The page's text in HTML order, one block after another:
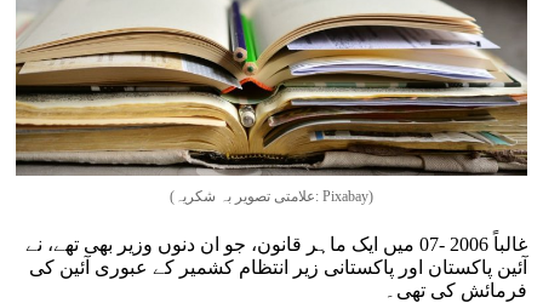
(علامتی تصویر بہ شکریہ: Pixabay)
غالباً 2006 -07 میں ایک ماہر قانون، جو ان دنوں وزیر بھی تھے، نے
آئین پاکستان اور پاکستانی زیر انتظام کشمیر کے عبوری آئین کی
فرمائش کی تھی۔